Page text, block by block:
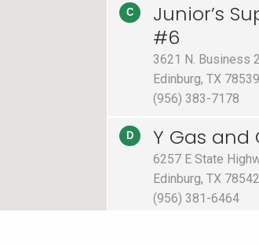
C
Junior’s
#6
3621 N. Business
Edinburg, TX 78539
(956) 383-7178
D Y Gas and
6257 E State
Edinburg, TX 78542
(956) 381-6464